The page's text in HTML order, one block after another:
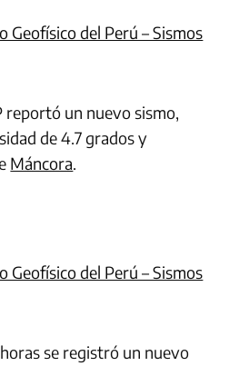
Geofísico del Perú – Sismos
reportó un nuevo sismo,
de 4.7 grados y
Máncora.
Geofísico del Perú – Sismos
se registró un nuevo